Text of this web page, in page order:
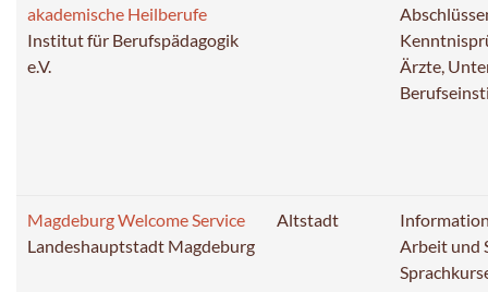
akademische Heilberufe
Institut für Berufspädagogik
e.V.
Ärzte,
Magdeburg Welcome Service
Landeshauptstadt Magdeburg
Altstadt
Arbeit und